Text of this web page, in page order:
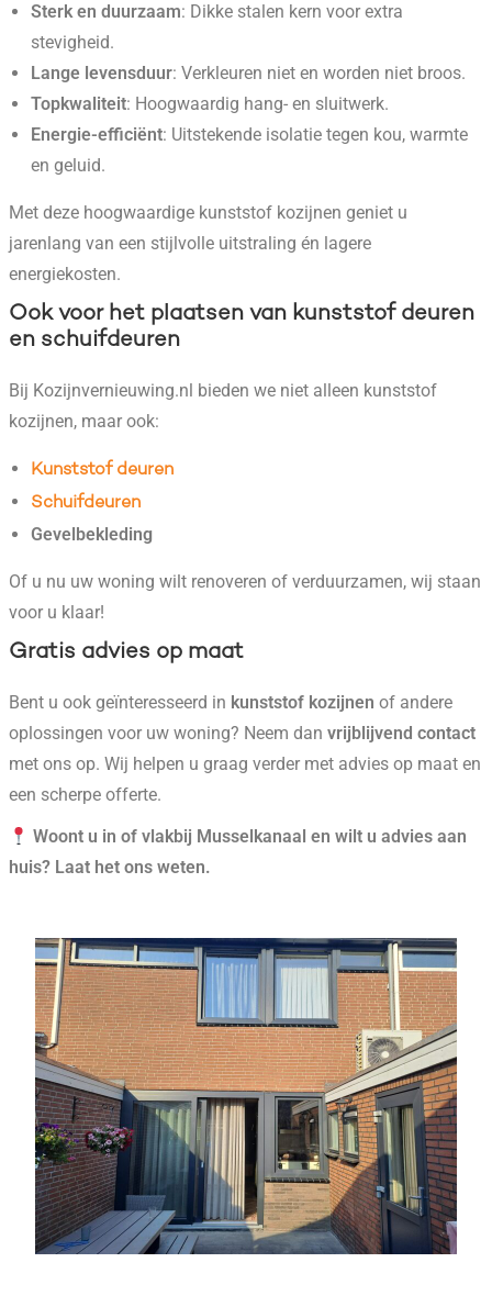
Sterk en duurzaam: Dikke stalen kern voor extra
stevigheid.
Lange levensduur: Verkleuren niet en worden niet broos.
Topkwaliteit: Hoogwaardig hang- en sluitwerk.
Energie-efficiënt: Uitstekende isolatie tegen kou, warmte
en geluid.
Met deze hoogwaardige kunststof kozijnen geniet u
jarenlang van een stijlvolle uitstraling én lagere
energiekosten.
Ook voor het plaatsen van kunststof deuren
en schuifdeuren
Bij Kozijnvernieuwing.nl bieden we niet alleen kunststof
kozijnen, maar ook:
Kunststof deuren
Schuifdeuren
Gevelbekleding
Of u nu uw woning wilt renoveren of verduurzamen, wij staan
voor u klaar!
Gratis advies op maat
Bent u ook geïnteresseerd in kunststof kozijnen of andere
oplossingen voor uw woning? Neem dan vrijblijvend contact
met ons op. Wij helpen u graag verder met advies op maat en
een scherpe offerte.
Woont u in of vlakbij Musselkanaal en wilt u advies aan
huis? Laat het ons weten.